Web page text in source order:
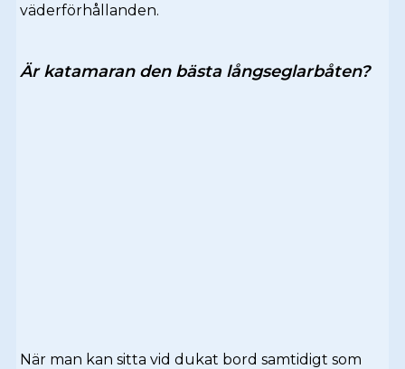
väderförhållanden.
Är katamaran den bästa långseglarbåten?
När man kan sitta vid dukat bord samtidigt som